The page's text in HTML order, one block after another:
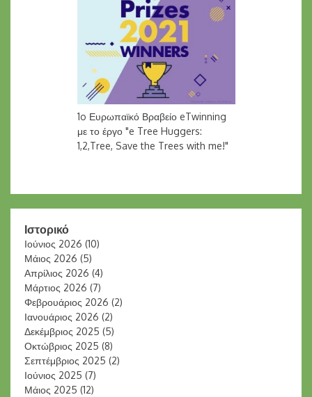
1o Ευρωπαϊκό Βραβείο eTwinning
με το έργο "e Tree Huggers:
1,2,Tree, Save the Trees with me!"
Ιστορικό
Ιούνιος 2026 (10)
Μάιος 2026 (5)
Απρίλιος 2026 (4)
Μάρτιος 2026 (7)
Φεβρουάριος 2026 (2)
Ιανουάριος 2026 (2)
Δεκέμβριος 2025 (5)
Οκτώβριος 2025 (8)
Σεπτέμβριος 2025 (2)
Ιούνιος 2025 (7)
Μάιος 2025 (12)